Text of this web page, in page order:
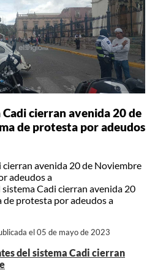
cierran avenida 20 de
de protesta por adeudos
avenida 20 de Noviembre
adeudos a
Cadi cierran avenida 20
protesta por adeudos a
el 05 de mayo de 2023
del sistema Cadi cierran